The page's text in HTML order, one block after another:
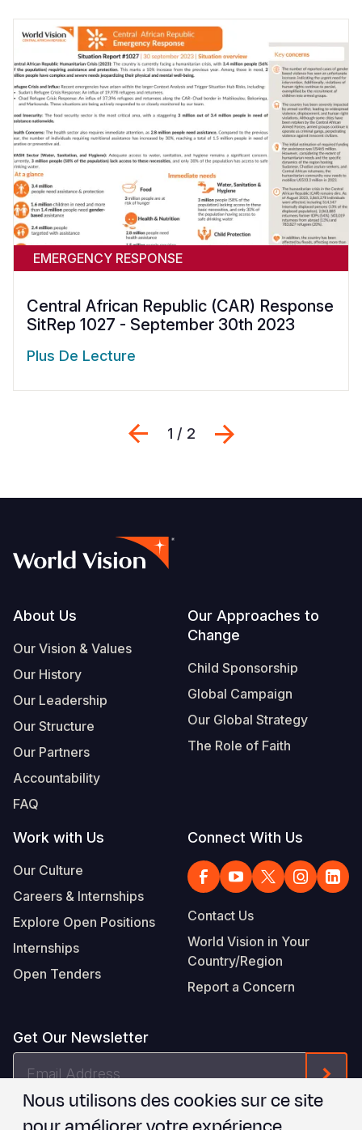
EMERGENCY RESPONSE
Central African Republic (CAR) Response
SitRep 1027 - September 30th 2023
Plus De Lecture
Previous
1 / 2
Footer
About Us
Our Vision & Values
Our History
Our Leadership
Our Structure
Our Partners
Accountability
FAQ
Our Approaches to
Change
Child Sponsorship
Global Campaign
Our Global Strategy
The Role of Faith
Work with Us
Our Culture
Careers & Internships
Explore Open Positions
Internships
Open Tenders
Connect With Us
Contact Us
World Vision in Your
Country/Region
Report a Concern
Get Our Newsletter
Je suis d'accord avec les WVI's Terms & Conditions
Nous utilisons des cookies sur ce site